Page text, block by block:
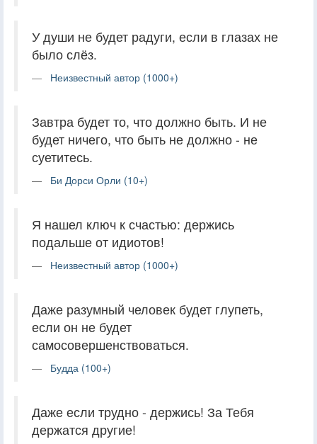
У души не будет радуги, если в глазах не
было слёз.
Неизвестный автор (1000+)
Завтра будет то, что должно быть. И не
будет ничего, что быть не должно - не
суетитесь.
Би Дорси Орли (10+)
Я нашел ключ к счастью: держись
подальше от идиотов!
Неизвестный автор (1000+)
Даже разумный человек будет глупеть,
если он не будет
самосовершенствоваться.
Будда (100+)
Даже если трудно - держись! За Тебя
держатся другие!